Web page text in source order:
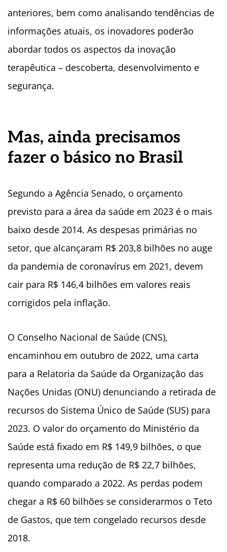
anteriores, bem como analisando tendências de
informações atuais, os inovadores poderão
abordar todos os aspectos da inovação
terapêutica – descoberta, desenvolvimento e
segurança.
Mas, ainda precisamos
fazer o básico no Brasil
Segundo a Agência Senado, o orçamento
previsto para a área da saúde em 2023 é o mais
baixo desde 2014. As despesas primárias no
setor, que alcançaram R$ 203,8 bilhões no auge
da pandemia de coronavírus em 2021, devem
cair para R$ 146,4 bilhões em valores reais
corrigidos pela inflação.
O Conselho Nacional de Saúde (CNS),
encaminhou em outubro de 2022, uma carta
para a Relatoria da Saúde da Organização das
Nações Unidas (ONU) denunciando a retirada de
recursos do Sistema Único de Saúde (SUS) para
2023. O valor do orçamento do Ministério da
Saúde está fixado em R$ 149,9 bilhões, o que
representa uma redução de R$ 22,7 bilhões,
quando comparado a 2022. As perdas podem
chegar a R$ 60 bilhões se considerarmos o Teto
de Gastos, que tem congelado recursos desde
2018.